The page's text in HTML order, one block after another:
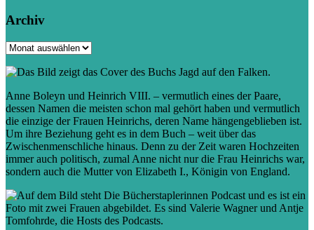
Archiv
Archiv
Anne Boleyn und Heinrich VIII. – vermutlich eines der Paare,
dessen Namen die meisten schon mal gehört haben und vermutlich
die einzige der Frauen Heinrichs, deren Name hängengeblieben ist.
Um ihre Beziehung geht es in dem Buch – weit über das
Zwischenmenschliche hinaus. Denn zu der Zeit waren Hochzeiten
immer auch politisch, zumal Anne nicht nur die Frau Heinrichs war,
sondern auch die Mutter von Elizabeth I., Königin von England.